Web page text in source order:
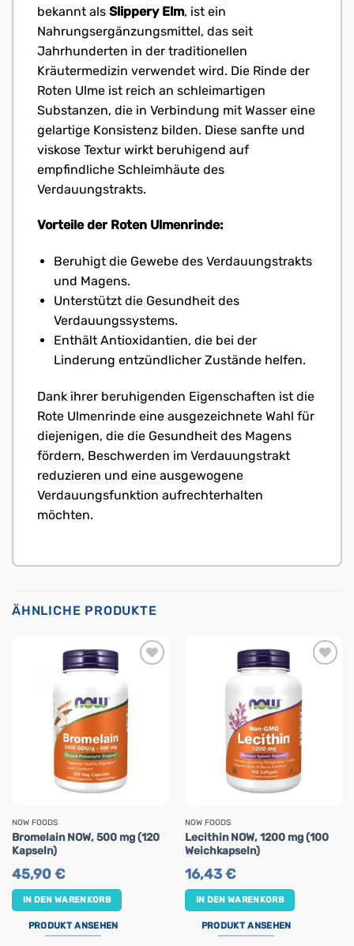
bekannt als Slippery Elm, ist ein
Nahrungsergänzungsmittel, das seit
Jahrhunderten in der traditionellen
Kräutermedizin verwendet wird. Die Rinde der
Roten Ulme ist reich an schleimartigen
Substanzen, die in Verbindung mit Wasser eine
gelartige Konsistenz bilden. Diese sanfte und
viskose Textur wirkt beruhigend auf
empfindliche Schleimhäute des
Verdauungstrakts.
Vorteile der Roten Ulmenrinde:
Beruhigt die Gewebe des Verdauungstrakts
und Magens.
Unterstützt die Gesundheit des
Verdauungssystems.
Enthält Antioxidantien, die bei der
Linderung entzündlicher Zustände helfen.
Dank ihrer beruhigenden Eigenschaften ist die
Rote Ulmenrinde eine ausgezeichnete Wahl für
diejenigen, die die Gesundheit des Magens
fördern, Beschwerden im Verdauungstrakt
reduzieren und eine ausgewogene
Verdauungsfunktion aufrechterhalten
möchten.
ÄHNLICHE PRODUKTE
NOW FOODS
Bromelain NOW, 500 mg (120
Kapseln)
45,90€
IN DEN WARENKORB
PRODUKT ANSEHEN
NOW FOODS
Lecithin NOW, 1200 mg (100
Weichkapseln)
16,43€
IN DEN WARENKORB
PRODUKT ANSEHEN